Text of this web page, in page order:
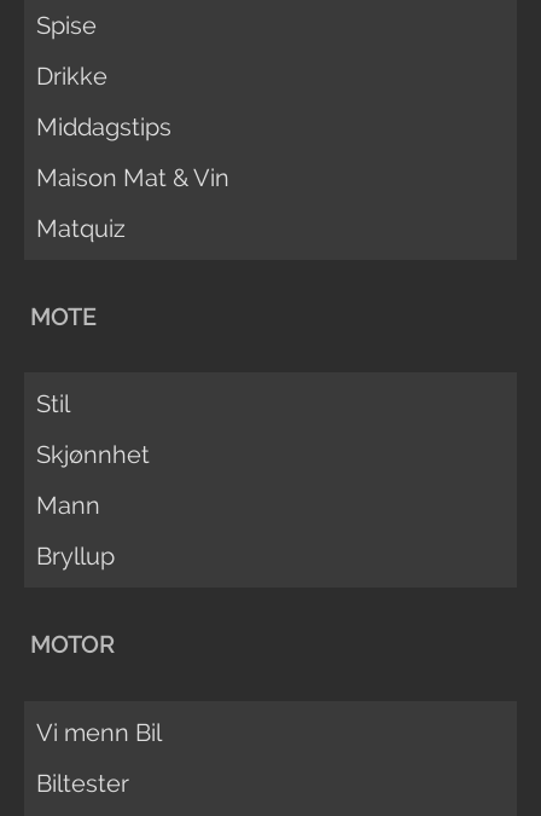
Spise
Drikke
Middagstips
Maison Mat & Vin
Matquiz
MOTE
Stil
Skjønnhet
Mann
Bryllup
MOTOR
Vi menn Bil
Biltester